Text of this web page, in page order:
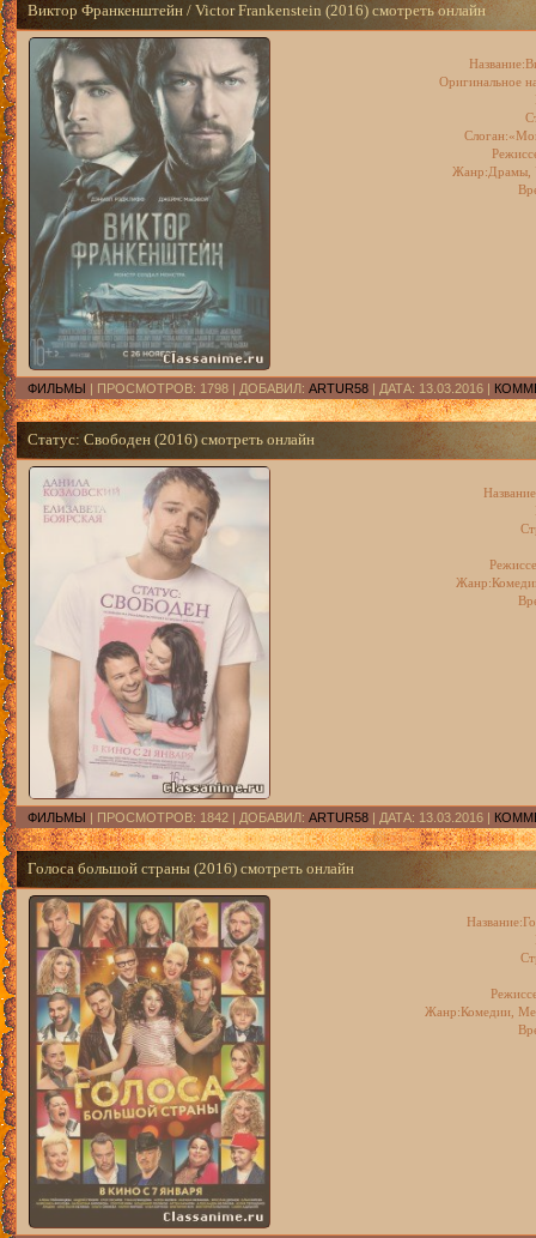
Виктор Франкенштейн / Victor Frankenstein (2016) смотреть онлайн
Оригинальное
Жанр:Драмы,
ФИЛЬМЫ | ПРОСМОТРОВ: 1798 | ДОБАВИЛ: ARTUR58 | ДАТА: 13.03.2016 |
Статус: Свободен (2016) смотреть онлайн
ФИЛЬМЫ | ПРОСМОТРОВ: 1842 | ДОБАВИЛ: ARTUR58 | ДАТА: 13.03.2016 |
Голоса большой страны (2016) смотреть онлайн
Жанр:Комедии,